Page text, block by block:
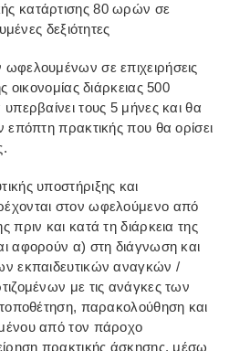
κατάρτισης 80 ωρών σε
δεξιότητες
σε επιχειρήσεις
οικονομίας διάρκειας 500
τους 5 μήνες και θα
επόπτη πρακτικής που θα ορίσει
υποστήριξης και
στον ωφελούμενο από
πριν και κατά τη διάρκεια της
αφορούν α) στη διάγνωση και
εκπαιδευτικών αναγκών /
με τις ανάγκες των
παρακολούθηση και
από τον πάροχο
πρακτικής άσκησης, μέσω